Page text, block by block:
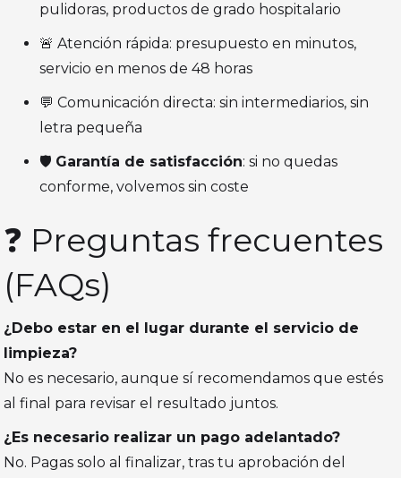
pulidoras, productos de grado hospitalario
🚨 Atención rápida: presupuesto en minutos,
servicio en menos de 48 horas
💬 Comunicación directa: sin intermediarios, sin
letra pequeña
🛡️ Garantía de satisfacción: si no quedas
conforme, volvemos sin coste
❓ Preguntas frecuentes
(FAQs)
¿Debo estar en el lugar durante el servicio de
limpieza?
No es necesario, aunque sí recomendamos que estés
al final para revisar el resultado juntos.
¿Es necesario realizar un pago adelantado?
No. Pagas solo al finalizar, tras tu aprobación del